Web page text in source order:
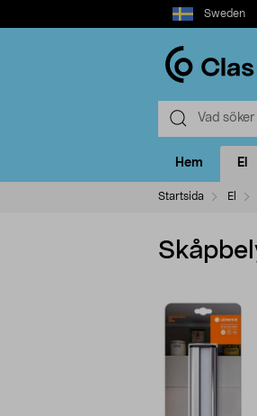
Select
market
Sweden
Hem El
Startsida El